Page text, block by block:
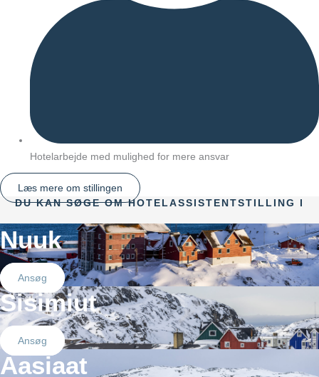
Hotelarbejde med mulighed for mere ansvar
Læs mere om stillingen
DU KAN SØGE OM HOTELASSISTENTSTILLING I
Nuuk
Ansøg
Sisimiut
Ansøg
Aasiaat